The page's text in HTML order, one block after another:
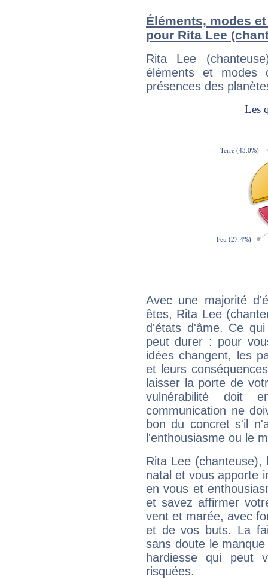
Éléments, modes
pour Rita Lee
Rita Lee
éléments et modes
présences des
Avec une majorité
êtes, Rita Lee
d'états d'âme. Ce
peut durer : pour
idées changent, les
et leurs
laisser la porte de
vulnérabilité doit
communication ne
bon du concret s'il
l'enthousiasme ou le
Rita Lee (chanteuse),
natal et vous apporte
en vous et
et savez affirmer
vent et marée, avec
et de vos buts. La
sans doute le
hardiesse qui peut
risquées.